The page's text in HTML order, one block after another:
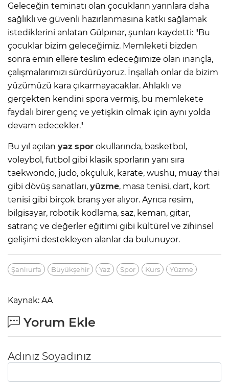
Geleceğin teminatı olan çocukların yarınlara daha
sağlıklı ve güvenli hazırlanmasına katkı sağlamak
istediklerini anlatan Gülpınar, şunları kaydetti: "Bu
çocuklar bizim geleceğimiz. Memleketi bizden
sonra emin ellere teslim edeceğimize olan inançla,
çalışmalarımızı sürdürüyoruz. İnşallah onlar da bizim
yüzümüzü kara çıkarmayacaklar. Ahlaklı ve
gerçekten kendini spora vermiş, bu memlekete
faydalı birer genç ve yetişkin olmak için aynı yolda
devam edecekler."
Bu yıl açılan yaz spor okullarında, basketbol,
voleybol, futbol gibi klasik sporların yanı sıra
taekwondo, judo, okçuluk, karate, wushu, muay thai
gibi dövüş sanatları, yüzme, masa tenisi, dart, kort
tenisi gibi birçok branş yer alıyor. Ayrıca resim,
bilgisayar, robotik kodlama, saz, keman, gitar,
satranç ve değerler eğitimi gibi kültürel ve zihinsel
gelişimi destekleyen alanlar da bulunuyor.
Şanlıurfa Büyükşehir Yaz Spor Kurs Yüzme
Kaynak: AA
Yorum Ekle
Adınız Soyadınız